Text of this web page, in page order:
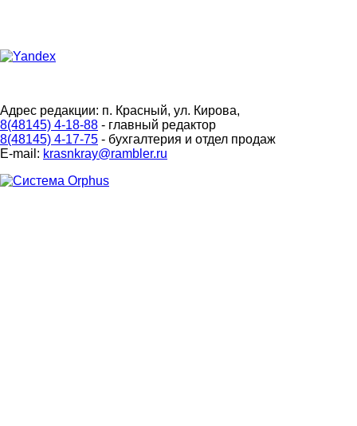
Адрес редакции: п. Красный, ул. Кирова,
8(48145) 4-18-88 - главный редактор
8(48145) 4-17-75 - бухгалтерия и отдел продаж
E-mail: krasnkray@rambler.ru